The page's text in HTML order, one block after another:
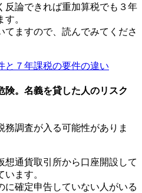
反論できれば重加算税でも３年
。
ますので、読んでみてくださ
と７年課税の要件の違い
険。名義を貸した人のリスク
調査が入る可能性がありま
想通貨取引所から口座開設して
ます。
に確定申告していない人がいる